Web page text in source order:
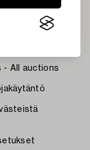
- All auctions